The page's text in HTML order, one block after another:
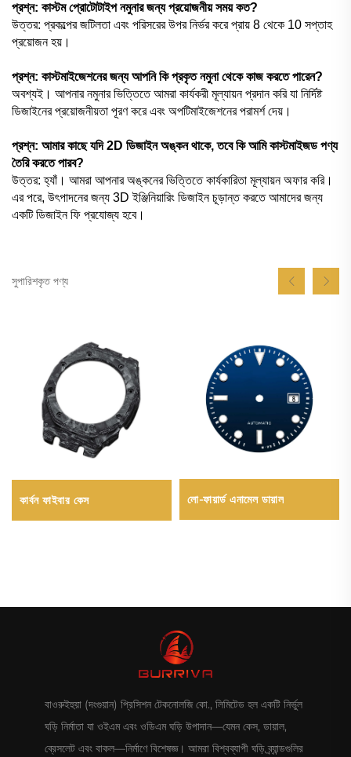
প্রশ্ন: কাস্টম প্রোটোটাইপ নমুনার জন্য প্রয়োজনীয় সময় কত?
উত্তর: প্রকল্পের জটিলতা এবং পরিসরের উপর নির্ভর করে প্রায় 8 থেকে 10 সপ্তাহ
প্রয়োজন হয়।
প্রশ্ন: কাস্টমাইজেশনের জন্য আপনি কি প্রকৃত নমুনা থেকে কাজ করতে পারেন?
অবশ্যই। আপনার নমুনার ভিত্তিতে আমরা কার্যকরী মূল্যায়ন প্রদান করি যা নির্দিষ্ট
ডিজাইনের প্রয়োজনীয়তা পূরণ করে এবং অপটিমাইজেশনের পরামর্শ দেয়।
প্রশ্ন: আমার কাছে যদি 2D ডিজাইন অঙ্কন থাকে, তবে কি আমি কাস্টমাইজড পণ্য
তৈরি করতে পারব?
উত্তর: হ্যাঁ। আমরা আপনার অঙ্কনের ভিত্তিতে কার্যকারিতা মূল্যায়ন অফার করি।
এর পরে, উৎপাদনের জন্য 3D ইঞ্জিনিয়ারিং ডিজাইন চূড়ান্ত করতে আমাদের জন্য
একটি ডিজাইন ফি প্রযোজ্য হবে।
সুপারিশকৃত পণ্য
কার্বন ফাইবার কেস লো-ফায়ার্ড এনামেল ডায়াল
বাওরুইহুয়া (দংগুয়ান) প্রিসিশন টেকনোলজি কো., লিমিটেড হল একটি নির্ভুল
ঘড়ি নির্মাতা যা ওইএম এবং ওডিএম ঘড়ি উপাদান—যেমন কেস, ডায়াল,
ব্রেসলেট এবং বাকল—নির্মাণে বিশেষজ্ঞ। আমরা বিশ্বব্যাপী ঘড়ি ব্র্যান্ডগুলির